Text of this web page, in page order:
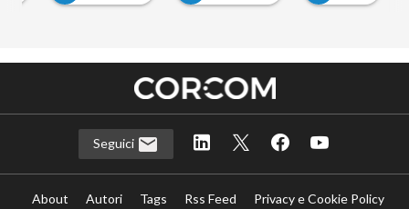
Seguici
About Autori Tags Rss Feed
Privacy e Cookie Policy